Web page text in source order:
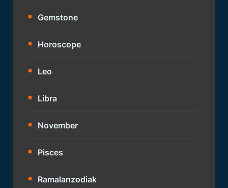
Gemstone
Horoscope
Leo
Libra
November
Pisces
Ramalanzodiak